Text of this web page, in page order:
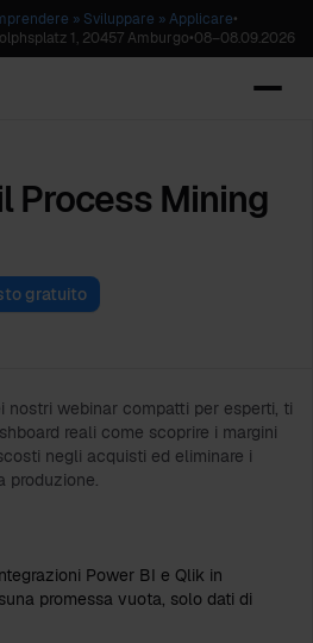
» Sviluppare » Applicare•
1, 20457 Amburgo•08–08.09.2026
Process Mining
gratuito
nostri webinar compatti per esperti, ti
reali come scoprire i margini
negli acquisti ed eliminare i
produzione.
Power BI e Qlik in
promessa vuota, solo dati di